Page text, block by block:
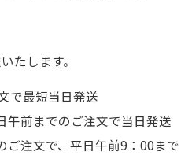
たします。
で最短当日発送
午前までのご注文で当日発送
ご注文で、平日午前9：00まで